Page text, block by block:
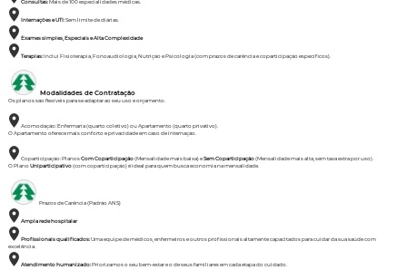
Consultas:Mais de 100 especialidades médicas.
Internações e UTI:Sem limite de diárias.
Exames simples, Especiais e Alta Complexidade
Terapias:Inclui Fisioterapia, Fonoaudiologia, Nutrição e Psicologia (com prazos de carência e coparticipação específicos).
Modalidades de Contratação
Os planos são flexíveis para se adaptar ao seu uso e orçamento.
Acomodação: Enfermaria (quarto coletivo) ou Apartamento (quarto privativo).
O Apartamento oferece mais conforto e privacidade em caso de internação.
Coparticipação: PlanosCom Coparticipação(Mensalidade mais baixa) eSem Coparticipação(Mensalidade mais alta, sem taxa extra por uso).
O PlanoUniparticipativo(com coparticipação) é ideal para quem busca economia na mensalidade.
Prazos de Carência (Padrão ANS)
Ampla rede hospitalar
Profissionais qualificados:Uma equipe de médicos, enfermeiros e outros profissionais altamente capacitados para cuidar da sua saúde com
excelência.
Atendimento humanizado:Priorizamos o seu bem-estar e o de seus familiares em cada etapa do cuidado.